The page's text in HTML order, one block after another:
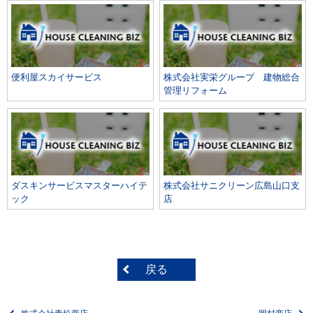
便利屋スカイサービス
株式会社実栄グループ 建物総合
管理リフォーム
ダスキンサービスマスターハイテ
ック
株式会社サニクリーン広島山口支
店
戻る